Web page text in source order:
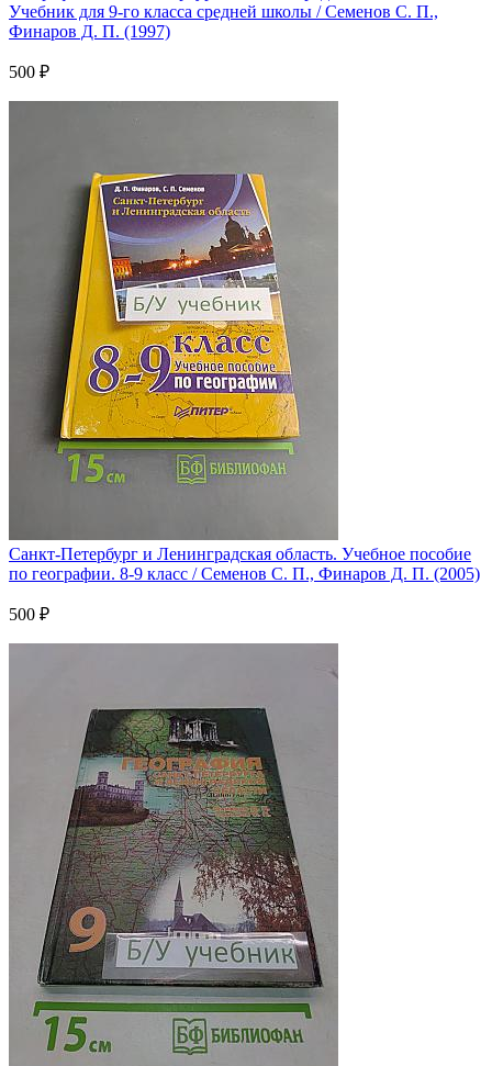
Учебник для 9-го класса средней школы / Семенов С. П.,
Финаров Д. П. (1997)
500 ₽
Санкт-Петербург и Ленинградская область. Учебное пособие
по географии. 8-9 класс / Семенов С. П., Финаров Д. П. (2005)
500 ₽